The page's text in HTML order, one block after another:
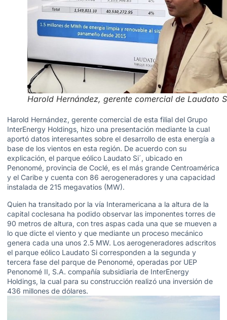
Harold Hernández, gerente comercial de Laudato
Harold Hernández, gerente comercial de esta filial del Grupo
InterEnergy Holdings, hizo una presentación mediante la cual
aportó datos interesantes sobre el desarrollo de esta energía a
base de los vientos en esta región. De acuerdo con su
explicación, el parque eólico Laudato Si´, ubicado en
Penonomé, provincia de Coclé, es el más grande Centroamérica
y el Caribe y cuenta con 86 aerogeneradores y una capacidad
instalada de 215 megavatios (MW).
Quien ha transitado por la vía Interamericana a la altura de la
capital coclesana ha podido observar las imponentes torres de
90 metros de altura, con tres aspas cada una que se mueven a
lo que dicte el viento y que mediante un proceso mecánico
genera cada una unos 2.5 MW. Los aerogeneradores adscritos
el parque eólico Laudato Si corresponden a la segunda y
tercera fase del parque de Penonomé, operadas por UEP
Penonomé II, S.A. compañía subsidiaria de InterEnergy
Holdings, la cual para su construcción realizó una inversión de
436 millones de dólares.